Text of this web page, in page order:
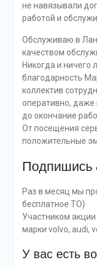
не навязывали
работой и
Обслуживаю в
качеством
Никогда и ничего
благодарность
коллектив
оперативно, даже
до окончание
От посещения
положительные
Подпишись
Раз в месяц мы
бесплатное ТО)
Участником
марки volvo, audi,
У вас есть